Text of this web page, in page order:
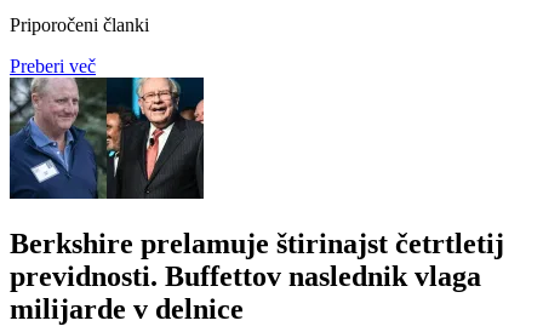
Priporočeni članki
Preberi več
Berkshire prelamuje štirinajst četrtletij
previdnosti. Buffettov naslednik vlaga
milijarde v delnice